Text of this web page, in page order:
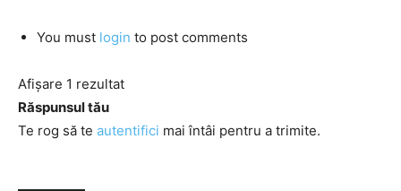
You must login to post comments
Afișare 1 rezultat
Răspunsul tău
Te rog să te autentifici mai întâi pentru a trimite.